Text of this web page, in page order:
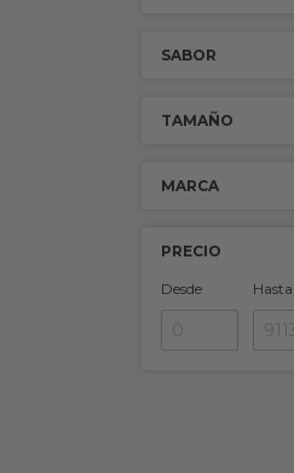
SABOR
TAMAÑO
MARCA
PRECIO
Desde Hasta